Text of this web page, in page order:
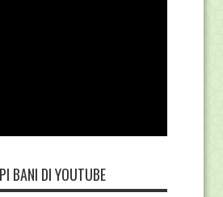
BANI DI YOUTUBE